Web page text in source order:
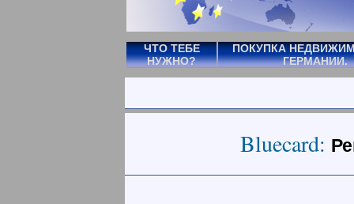
ЧТО ТЕБЕ
НУЖНО?
ПОКУПКА
ГЕРМАНИИ.
Bluecard: